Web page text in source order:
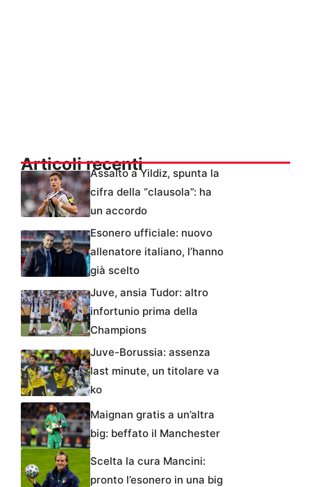
Articoli recentiAssalto a Yildiz, spunta la
cifra della “clausola”: ha
un accordo
Esonero ufficiale: nuovo
allenatore italiano, l’hanno
già scelto
Juve, ansia Tudor: altro
infortunio prima della
Champions
Juve-Borussia: assenza
last minute, un titolare va
ko
Maignan gratis a un’altra
big: beffato il Manchester
Scelta la cura Mancini:
pronto l’esonero in una big